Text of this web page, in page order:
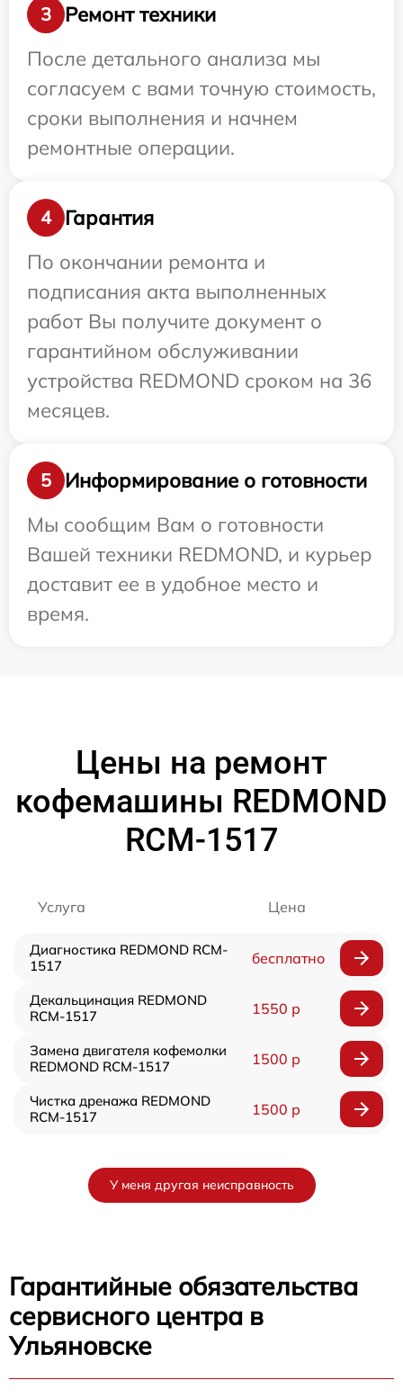
3
Ремонт техники
После детального анализа мы
согласуем с вами точную стоимость,
сроки выполнения и начнем
ремонтные операции.
4
Гарантия
По окончании ремонта и
подписания акта выполненных
работ Вы получите документ о
гарантийном обслуживании
устройства REDMOND сроком на 36
месяцев.
5
Информирование о готовности
Мы сообщим Вам о готовности
Вашей техники REDMOND, и курьер
доставит ее в удобное место и
время.
Цены на ремонт
кофемашины REDMOND
RCM-1517
Услуга Цена
Диагностика REDMOND RCM-
1517
бесплатно
Декальцинация REDMOND
RCM-1517
1550 р
Замена двигателя кофемолки
REDMOND RCM-1517
1500 р
Чистка дренажа REDMOND
RCM-1517
1500 р
У меня другая неисправность
Гарантийные обязательства
сервисного центра в
Ульяновске